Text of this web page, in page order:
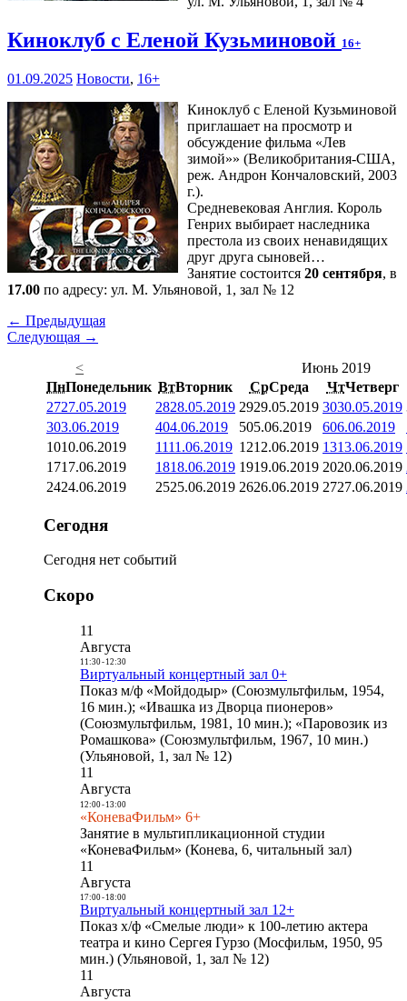
Киноклуб с Еленой Кузьминовой 16+
01.09.2025 Новости, 16+
Киноклуб с Еленой Кузьминовой
приглашает на просмотр и
обсуждение фильма «Лев
зимой»» (Великобритания-США,
реж. Андрон Кончаловский, 2003
г.).
Средневековая Англия. Король
Генрих выбирает наследника
престола из своих ненавидящих
друг друга сыновей…
Занятие состоится 20 сентября, в
17.00 по адресу: ул. М. Ульяновой, 1, зал № 12
← Предыдущая
Следующая →
<
Июнь 2019
ПнПонедельник ВтВторник СрСреда ЧтЧетверг
2727.05.2019 2828.05.2019 2929.05.2019 3030.05.2019
303.06.2019 404.06.2019 505.06.2019 606.06.2019
1010.06.2019 1111.06.2019 1212.06.2019 1313.06.2019
1717.06.2019 1818.06.2019 1919.06.2019 2020.06.2019
2424.06.2019 2525.06.2019 2626.06.2019 2727.06.2019
Сегодня
Сегодня нет событий
Скоро
11
Августа
11:30- 12:30
Виртуальный концертный зал 0+
Показ м/ф «Мойдодыр» (Союзмультфильм, 1954,
16 мин.); «Ивашка из Дворца пионеров»
(Союзмультфильм, 1981, 10 мин.); «Паровозик из
Ромашкова» (Союзмультфильм, 1967, 10 мин.)
(Ульяновой, 1, зал № 12)
11
Августа
12:00- 13:00
«КоневаФильм» 6+
Занятие в мультипликационной студии
«КоневаФильм» (Конева, 6, читальный зал)
11
Августа
17:00- 18:00
Виртуальный концертный зал 12+
Показ х/ф «Смелые люди» к 100-летию актера
театра и кино Сергея Гурзо (Мосфильм, 1950, 95
мин.) (Ульяновой, 1, зал № 12)
11
Августа